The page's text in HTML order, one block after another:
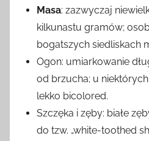
Masa: zazwyczaj
kilkunastu gramów;
bogatszych siedliskach
Ogon: umiarkowanie
od brzucha; u
lekko bicolored.
Szczęka i zęby: białe
do tzw. „white-toothed